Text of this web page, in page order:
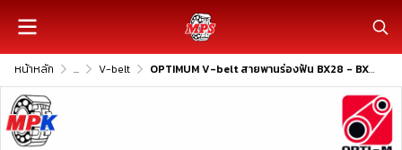
หน้าหลัก ... V-belt OPTIMUM V-belt สายพานร่องฟัน BX28 - BX100